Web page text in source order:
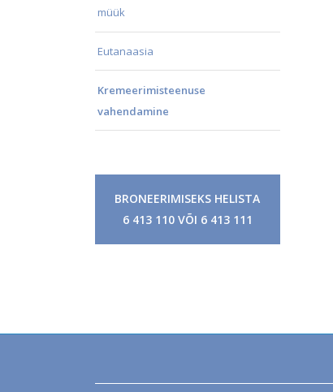
müük
Eutanaasia
Kremeerimisteenuse
vahendamine
BRONEERI­MISEKS HELISTA
6 413 110 VÕI 6 413 111